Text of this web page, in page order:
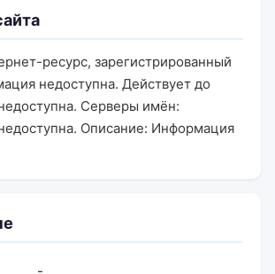
ресурс, зарегистрированный
недоступна. Действует до
Серверы имён:
Описание: Информация